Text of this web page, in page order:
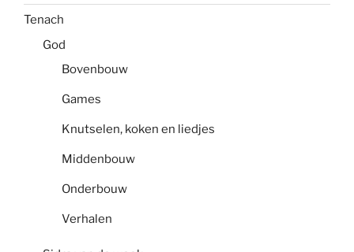
Tenach
God
Bovenbouw
Games
Knutselen, koken en liedjes
Middenbouw
Onderbouw
Verhalen